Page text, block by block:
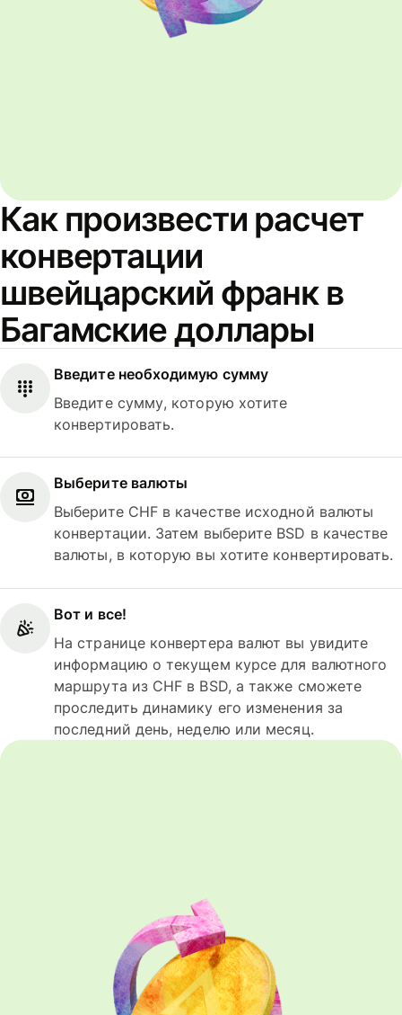
Как произвести расчет
конвертации
швейцарский франк в
Багамские доллары
Введите необходимую сумму
Введите сумму, которую хотите
конвертировать.
Выберите валюты
Выберите CHF в качестве исходной валюты
конвертации. Затем выберите BSD в качестве
валюты, в которую вы хотите конвертировать.
Вот и все!
На странице конвертера валют вы увидите
информацию о текущем курсе для валютного
маршрута из CHF в BSD, а также сможете
проследить динамику его изменения за
последний день, неделю или месяц.